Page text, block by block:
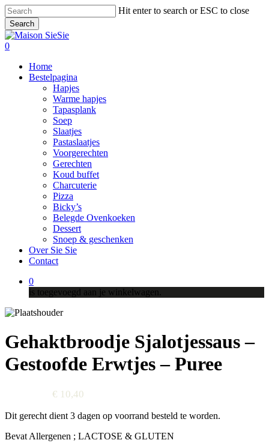
Skip
to
main
content
Hit enter to search or ESC to close
Search
Close
Search
0
Home
Bestelpagina
Hapjes
Warme hapjes
Tapasplank
Soep
Slaatjes
Pastaslaatjes
Voorgerechten
Gerechten
Koud buffet
Charcuterie
Pizza
Bicky’s
Belegde Ovenkoeken
Dessert
Snoep & geschenken
Over Sie Sie
Contact
0
is toegevoegd aan je winkelwagen.
Gehaktbroodje Sjalotjessaus –
Gestoofde Erwtjes – Puree
€ 10,40
Dit gerecht dient 3 dagen op voorrand besteld te worden.
Bevat Allergenen ; LACTOSE & GLUTEN